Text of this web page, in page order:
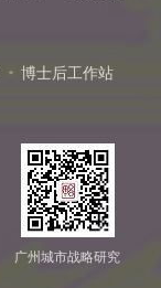
博士后工作站
广州城市战略研究